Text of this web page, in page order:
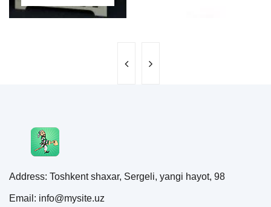
Address: Toshkent shaxar, Sergeli, yangi hayot, 98
Email: info@mysite.uz